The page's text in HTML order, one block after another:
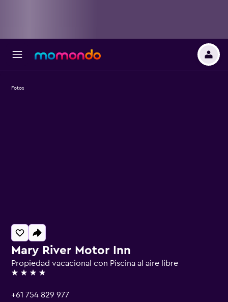
Mary River Motor Inn
Propiedad vacacional con Piscina al aire libre
4 estrellas
+61 754 829 977
Fotos